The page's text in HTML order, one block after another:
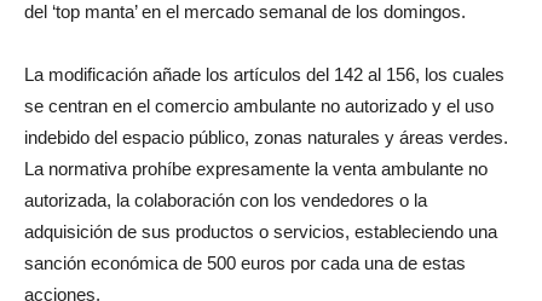
del ‘top manta’ en el mercado semanal de los domingos.
La modificación añade los artículos del 142 al 156, los cuales
se centran en el comercio ambulante no autorizado y el uso
indebido del espacio público, zonas naturales y áreas verdes.
La normativa prohíbe expresamente la venta ambulante no
autorizada, la colaboración con los vendedores o la
adquisición de sus productos o servicios, estableciendo una
sanción económica de 500 euros por cada una de estas
acciones.